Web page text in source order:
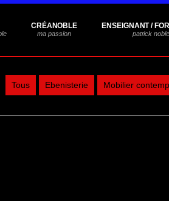
CRÉANOBLE ENSEIGNANT /
Tous Ebenisterie Mobilier